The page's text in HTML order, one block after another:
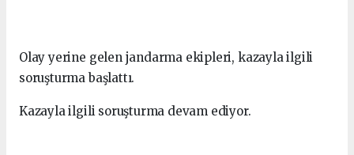
Olay yerine gelen jandarma ekipleri, kazayla ilgili
soruşturma başlattı.
Kazayla ilgili soruşturma devam ediyor.